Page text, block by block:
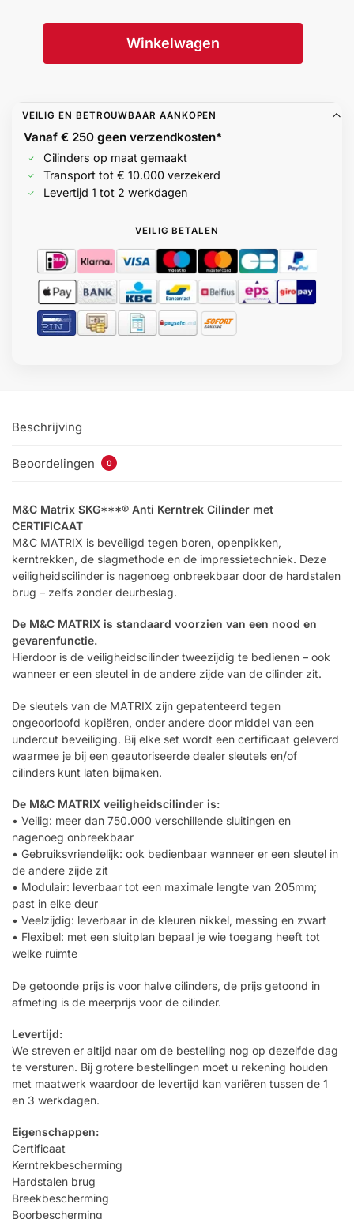
Winkelwagen
VEILIG EN BETROUWBAAR AANKOPEN
Vanaf € 250 geenverzendkosten*
Cilinders op maat gemaakt
Transport tot € 10.000 verzekerd
Levertijd 1 tot 2 werkdagen
VEILIG BETALEN
Beschrijving
Beoordelingen 0
M&C Matrix SKG***® Anti Kerntrek Cilinder met
CERTIFICAAT
M&C MATRIX is beveiligd tegen boren, openpikken,
kerntrekken, de slagmethode en de impressietechniek. Deze
veiligheidscilinder is nagenoeg onbreekbaar door de hardstalen
brug – zelfs zonder deurbeslag.
De M&C MATRIX is standaard voorzien van een nood en
gevarenfunctie.
Hierdoor is de veiligheidscilinder tweezijdig te bedienen – ook
wanneer er een sleutel in de andere zijde van de cilinder zit.
De sleutels van de MATRIX zijn gepatenteerd tegen
ongeoorloofd kopiëren, onder andere door middel van een
undercut beveiliging. Bij elke set wordt een certificaat geleverd
waarmee je bij een geautoriseerde dealer sleutels en/of
cilinders kunt laten bijmaken.
De M&C MATRIX veiligheidscilinder is:
• Veilig: meer dan 750.000 verschillende sluitingen en
nagenoeg onbreekbaar
• Gebruiksvriendelijk: ook bedienbaar wanneer er een sleutel in
de andere zijde zit
• Modulair: leverbaar tot een maximale lengte van 205mm;
past in elke deur
• Veelzijdig: leverbaar in de kleuren nikkel, messing en zwart
• Flexibel: met een sluitplan bepaal je wie toegang heeft tot
welke ruimte
De getoonde prijs is voor halve cilinders, de prijs getoond in
afmeting is de meerprijs voor de cilinder.
Levertijd:
We streven er altijd naar om de bestelling nog op dezelfde dag
te versturen. Bij grotere bestellingen moet u rekening houden
met maatwerk waardoor de levertijd kan variëren tussen de 1
en 3 werkdagen.
Eigenschappen:
Certificaat
Kerntrekbescherming
Hardstalen brug
Breekbescherming
Boorbescherming